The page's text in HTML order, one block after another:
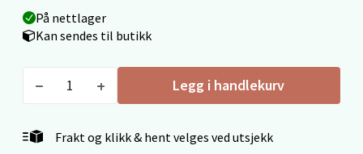
På nettlager
Kan sendes til butikk
Legg i handlekurv
Frakt og klikk & hent velges ved utsjekk
Fridtjof Nansensgate 22, 8622 Mo i Rana